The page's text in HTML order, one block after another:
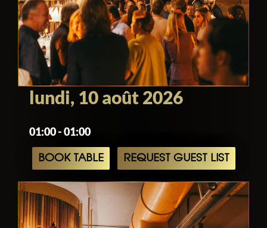
lundi, 10 août 2026
01:00 - 01:00
BOOK TABLE REQUEST GUEST LIST